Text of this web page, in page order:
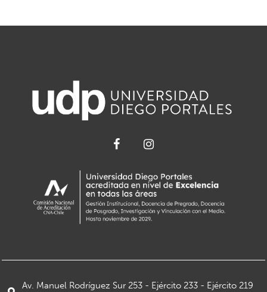
Av. Manuel Rodríguez Sur 253 - Ejército 233 - Ejército 219